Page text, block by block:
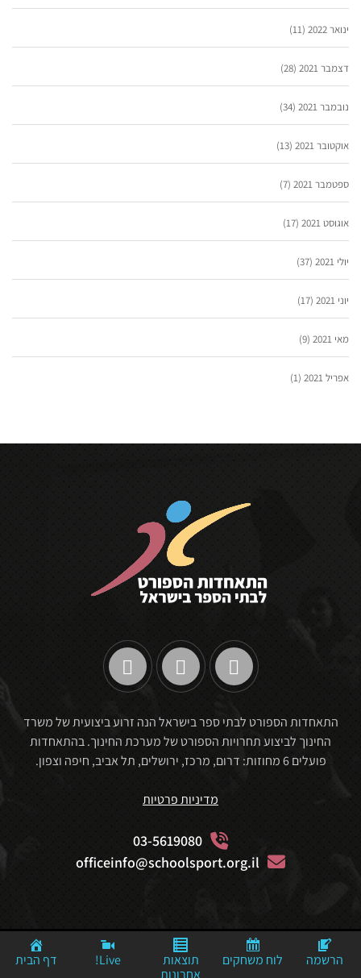
ינואר 2022 (11)
דצמבר 2021 (28)
נובמבר 2021 (34)
אוקטובר 2021 (13)
ספטמבר 2021 (7)
אוגוסט 2021 (17)
יולי 2021 (37)
יוני 2021 (17)
מאי 2021 (9)
אפריל 2021 (1)
התאחדות הספורט לבתי ספר בישראל הנה זרוע ביצועית של משרד
החינוך לביצוע תחרויות הספורט של מערכת החינוך. בהתאחדות
פועלים 6 מחוזות: דרום, מרכז, ירושלים, תל אביב, חיפה וצפון.
מדיניות פרטיות
03-5619080
officeinfo@schoolsport.org.il
Website By: Mediaconcept© Powerd By: © MediaStudioהרשמה לוח משחקים
תוצאות
אחרונות
Live! דף הבית